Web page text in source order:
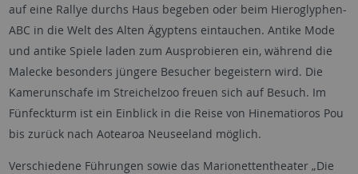
auf eine Rallye durchs Haus begeben oder beim Hieroglyphen-
ABC in die Welt des Alten Ägyptens eintauchen. Antike Mode
und antike Spiele laden zum Ausprobieren ein, während die
Malecke besonders jüngere Besucher begeistern wird. Die
Kamerunschafe im Streichelzoo freuen sich auf Besuch. Im
Fünfeckturm ist ein Einblick in die Reise von Hinematioros Pou
bis zurück nach Aotearoa Neuseeland möglich.
Verschiedene Führungen sowie das Marionettentheater „Die